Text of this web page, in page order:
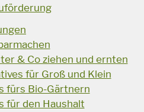
& Co ziehen und ernten
für Groß und Klein
fürs Bio-Gärtnern
für den Haushalt